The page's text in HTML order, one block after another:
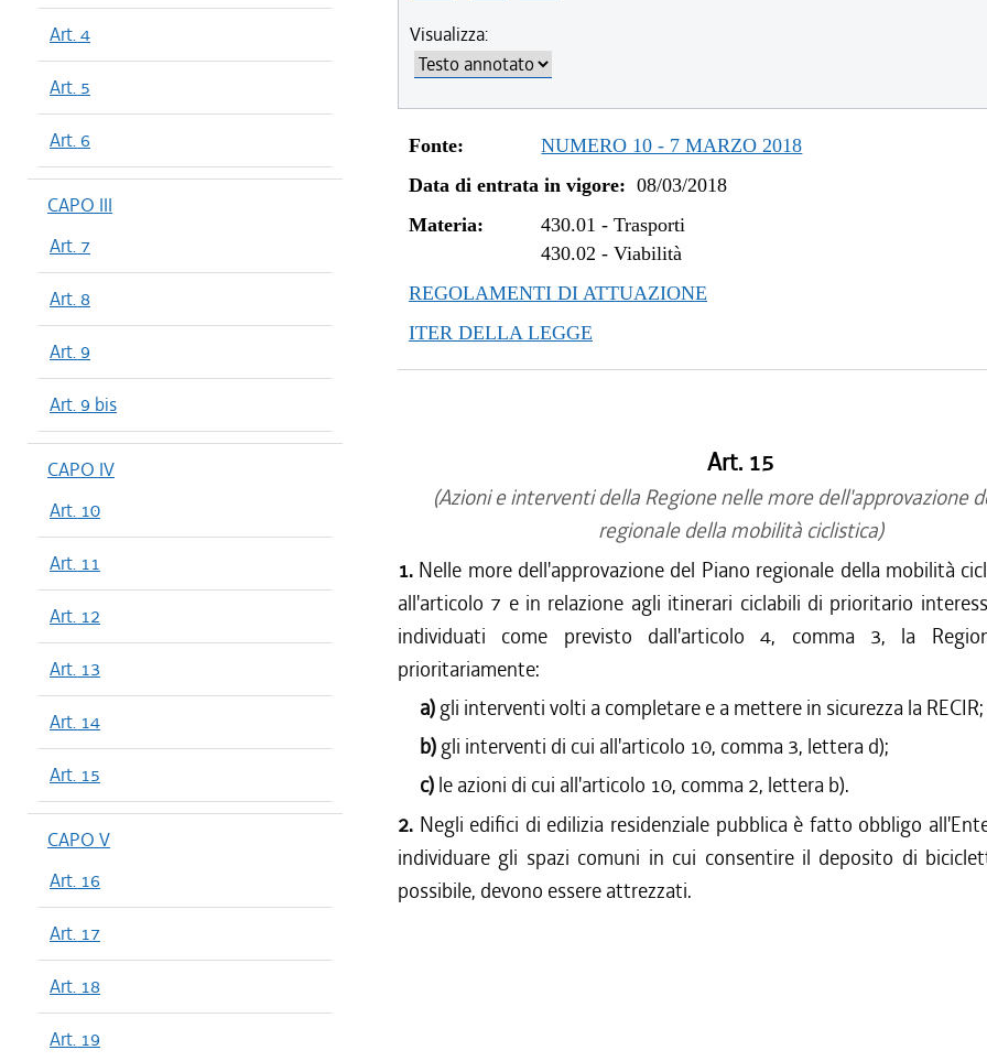
Art. 4
Art. 5
Art. 6
CAPO III
Art. 7
Art. 8
Art. 9
Art. 9 bis
CAPO IV
Art. 10
Art. 11
Art. 12
Art. 13
Art. 14
Art. 15
CAPO V
Art. 16
Art. 17
Art. 18
Art. 19
Visualizza:
Fonte:
NUMERO 10 - 7 MARZO 2018
Data di entrata in vigore: 08/03/2018
Materia:
430.01 -Trasporti
430.02 -Viabilità
REGOLAMENTI DI ATTUAZIONE
ITER DELLA LEGGE
Art. 15
(Azioni e interventi della Regione nelle more dell'approvazione
regionale della mobilità ciclistica)
1. Nelle more dell'approvazione del Piano regionale della mobilità
all'articolo 7 e in relazione agli itinerari ciclabili di prioritario
individuati come previsto dall'articolo 4, comma 3, la
prioritariamente:
a) gli interventi volti a completare e a mettere in sicurezza la RECIR;
b) gli interventi di cui all'articolo 10, comma 3, lettera d);
c) le azioni di cui all'articolo 10, comma 2, lettera b).
2. Negli edifici di edilizia residenziale pubblica è fatto obbligo
individuare gli spazi comuni in cui consentire il deposito di
possibile, devono essere attrezzati.